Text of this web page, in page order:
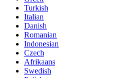
Turkish
Italian
Danish
Romanian
Indonesian
Czech
Afrikaans
Swedish